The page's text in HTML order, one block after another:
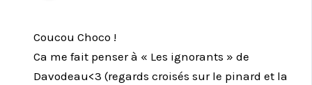
Coucou Choco !
Ca me fait penser à « Les ignorants » de
Davodeau<3 (regards croisés sur le pinard et la